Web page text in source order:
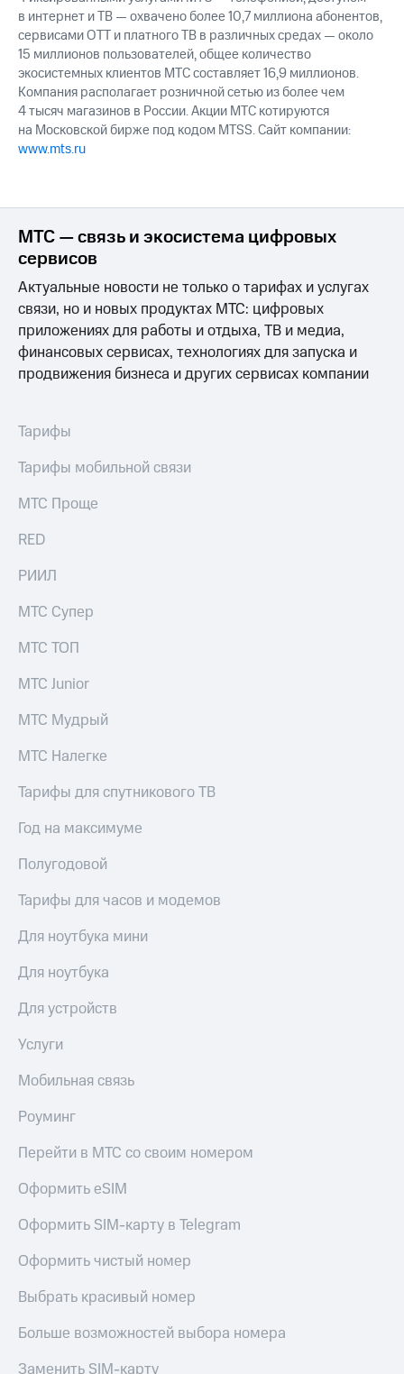
в интернет и ТВ — охвачено более 10,7 миллиона абонентов,
сервисами OTT и платного ТВ в различных средах — около
15 миллионов пользователей, общее количество
экосистемных клиентов МТС составляет 16,9 миллионов.
Компания располагает розничной сетью из более чем
4 тысяч магазинов в России. Акции МТС котируются
на Московской бирже под кодом MTSS. Сайт компании:
www.mts.ru
МТС — связь и экосистема цифровых
сервисов
Актуальные новости не только о тарифах и услугах
связи, но и новых продуктах МТС: цифровых
приложениях для работы и отдыха, ТВ и медиа,
финансовых сервисах, технологиях для запуска и
продвижения бизнеса и других сервисах компании
Тарифы
Тарифы мобильной связи
МТС Проще
RED
РИИЛ
МТС Супер
МТС ТОП
МТС Junior
МТС Мудрый
МТС Налегке
Тарифы для спутникового ТВ
Год на максимуме
Полугодовой
Тарифы для часов и модемов
Для ноутбука мини
Для ноутбука
Для устройств
Услуги
Мобильная связь
Роуминг
Перейти в МТС со своим номером
Оформить eSIM
Оформить SIM-карту в Telegram
Оформить чистый номер
Выбрать красивый номер
Больше возможностей выбора номера